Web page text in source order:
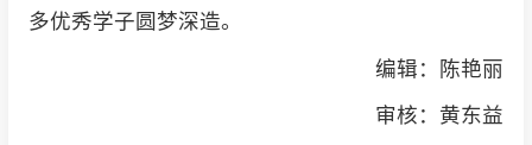
多优秀学子圆梦深造。
编辑：陈艳丽
审核：黄东益